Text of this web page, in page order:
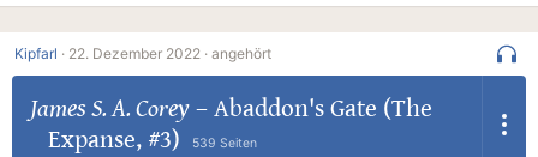
Kipfarl · 22. Dezember 2022 · angehört
James S. A. Corey– Abaddon's Gate (The
Expanse, #3)
539 Seiten